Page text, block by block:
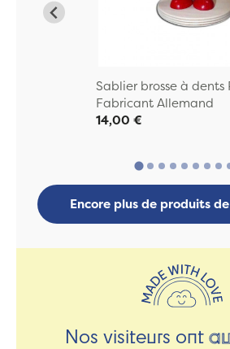
Sablier brosse à dents
Fabricant Allemand
14,00 €
Encore plus de produits
Nos visiteurs ont